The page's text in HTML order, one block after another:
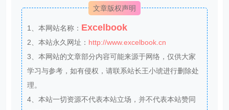
文章版权声明
1、本网站名称： Excelbook
2、本站永久网址： http://www.excelbook.cn
3、本网站的文章部分内容可能来源于网络，仅供大家
学习与参考，如有侵权，请联系站长王小琥进行删除处
理。
4、本站一切资源不代表本站立场，并不代表本站赞同